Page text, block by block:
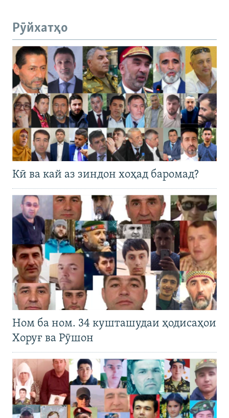
Рӯйхатҳо
Кӣ ва кай аз зиндон хоҳад баромад?
Ном ба ном. 34 кушташудаи ҳодисаҳои
Хоруғ ва Рӯшон